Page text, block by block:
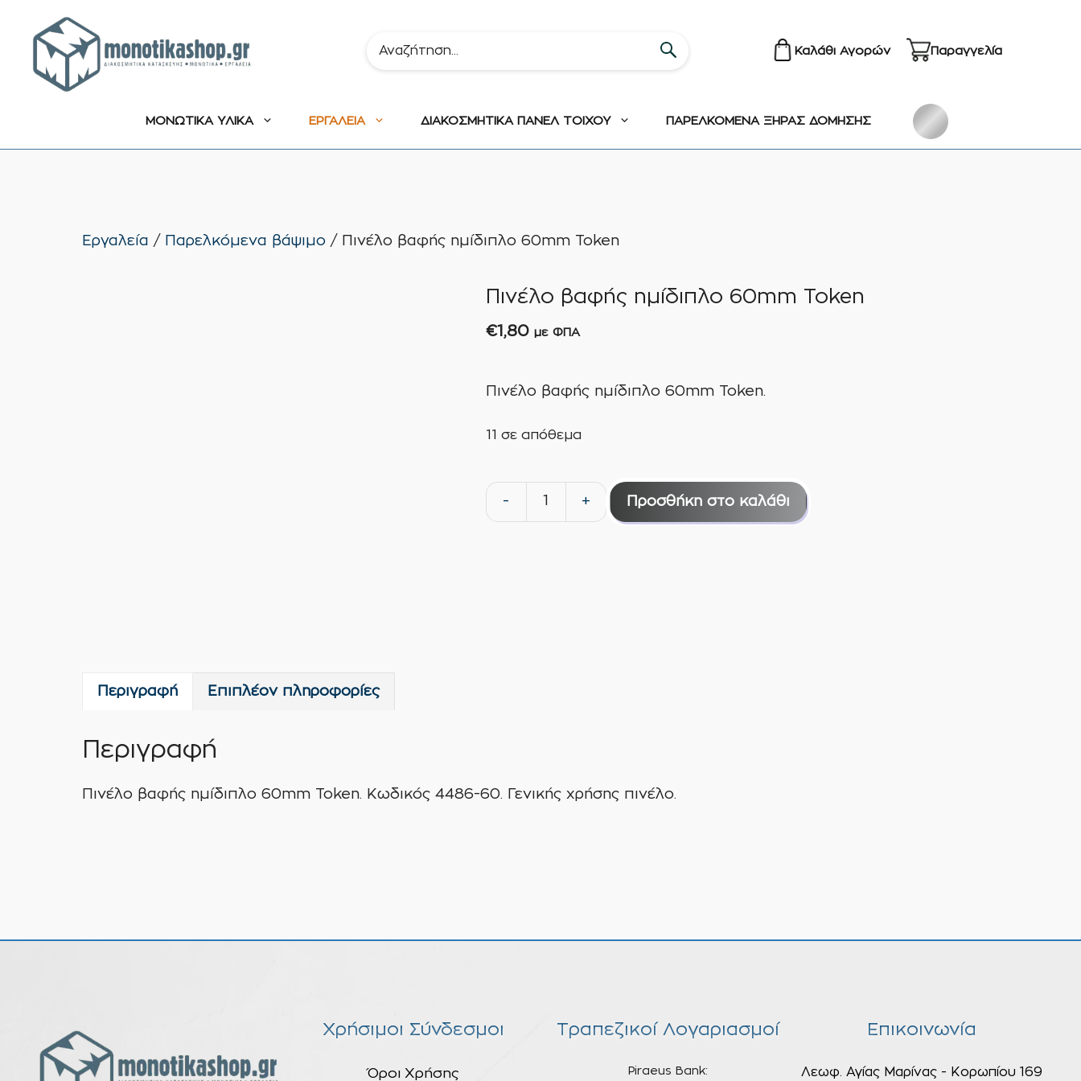
περιεχόμενο
Καλάθι Αγορών Παραγγελία
ΜΟΝΩΤΙΚΑ ΥΛΙΚΑ ΕΡΓΑΛΕΙΑ ΔΙΑΚΟΣΜΗΤΙΚΑ ΠΑΝΕΛ ΤΟΙΧΟΥ ΠΑΡΕΛΚΟΜΕΝΑ ΞΗΡΑΣ ΔΟΜΗΣΗΣ
Εργαλεία / Παρελκόμενα βάψιμο / Πινέλο βαφής ημίδιπλο 60mm Token
Πινέλο βαφής ημίδιπλο 60mm Token
€1,80 με ΦΠΑ
Πινέλο βαφής ημίδιπλο 60mm Token.
11 σε απόθεμα
-
Πινέλο
+ Προσθήκη στο καλάθι
Περιγραφή Επιπλέον πληροφορίες
Περιγραφή
Πινέλο βαφής ημίδιπλο 60mm Token. Κωδικός 4486-60. Γενικής χρήσης πινέλο.
Χρήσιμοι Σύνδεσμοι
Όροι Χρήσης
Τραπεζικοί Λογαριασμοί
Piraeus Bank:
Επικοινωνία
Λεωφ. Αγίας Μαρίνας - Κορωπίου 169